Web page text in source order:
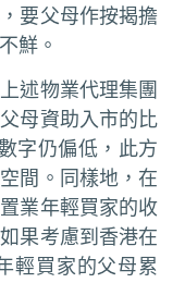
要父母作按揭擔
鮮。
述物業代理集團
母資助入市的比
字仍偏低，此方
間。同樣地，在
業年輕買家的收
果考慮到香港在
輕買家的父母累